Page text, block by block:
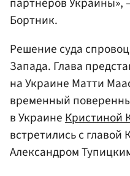
Бортник.
Решение суда
Запада. Глава
на Украине Матти
временный
в УкраинеКристиной
встретились с главой
Александром